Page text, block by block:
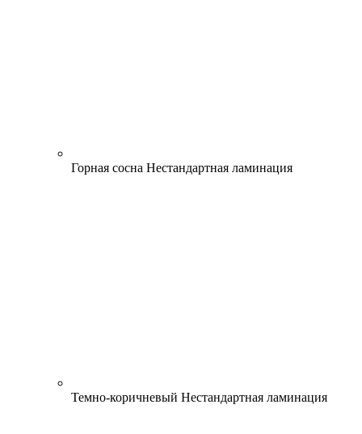
Горная сосна Нестандартная ламинация
Темно-коричневый Нестандартная ламинация